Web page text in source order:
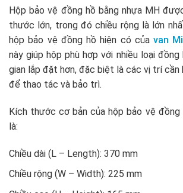
Hộp bảo vệ đồng hồ bằng nhựa MH
thước lớn, trong đó chiều rộng là lớn
hộp bảo vệ đồng hồ hiện có của van
này giúp hộp phù hợp với nhiều loại
gian lắp đặt hơn, đặc biệt là các vị trí cần
để thao tác và bảo trì.
Kích thước cơ bản của hộp bảo vệ đồng
là:
Chiều dài (L – Length): 370 mm
Chiều rộng (W – Width): 225 mm